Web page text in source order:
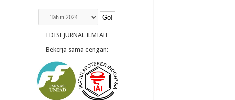
EDISI JURNAL ILMIAH
Bekerja sama dengan: